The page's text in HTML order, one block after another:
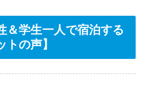
＆学生一人で宿泊する
の声】